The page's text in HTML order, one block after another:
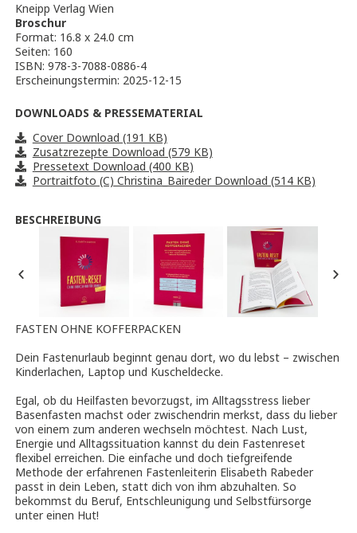
Kneipp Verlag Wien
Broschur
Format: 16.8 x 24.0 cm
Seiten: 160
ISBN: 978-3-7088-0886-4
Erscheinungstermin: 2025-12-15
DOWNLOADS & PRESSEMATERIAL
Cover Download (191 KB)
Zusatzrezepte Download (579 KB)
Pressetext Download (400 KB)
Portraitfoto (C) Christina_Baireder Download (514 KB)
BESCHREIBUNG
FASTEN OHNE KOFFERPACKEN
Dein Fastenurlaub beginnt genau dort, wo du lebst – zwischen
Kinderlachen, Laptop und Kuscheldecke.
Egal, ob du Heilfasten bevorzugst, im Alltagsstress lieber
Basenfasten machst oder zwischendrin merkst, dass du lieber
von einem zum anderen wechseln möchtest. Nach Lust,
Energie und Alltagssituation kannst du dein Fastenreset
flexibel erreichen. Die einfache und doch tiefgreifende
Methode der erfahrenen Fastenleiterin Elisabeth Rabeder
passt in dein Leben, statt dich von ihm abzuhalten. So
bekommst du Beruf, Entschleunigung und Selbstfürsorge
unter einen Hut!